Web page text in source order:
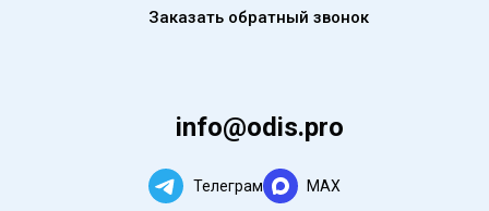
Заказать обратный звонок
info@odis.pro
Телеграм MAX